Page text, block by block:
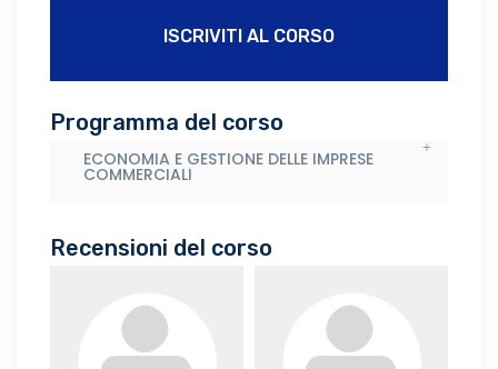
ISCRIVITI AL CORSO
Programma del corso
ECONOMIA E GESTIONE DELLE IMPRESE
COMMERCIALI
Recensioni del corso